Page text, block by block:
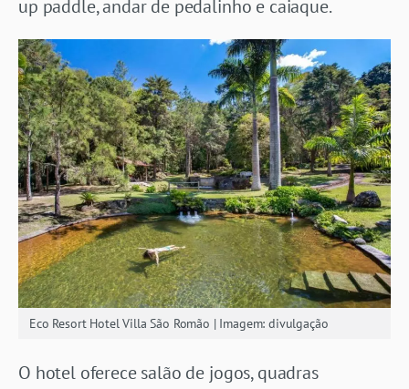
up paddle, andar de pedalinho e caiaque.
Eco Resort Hotel Villa São Romão | Imagem: divulgação
O hotel oferece salão de jogos, quadras